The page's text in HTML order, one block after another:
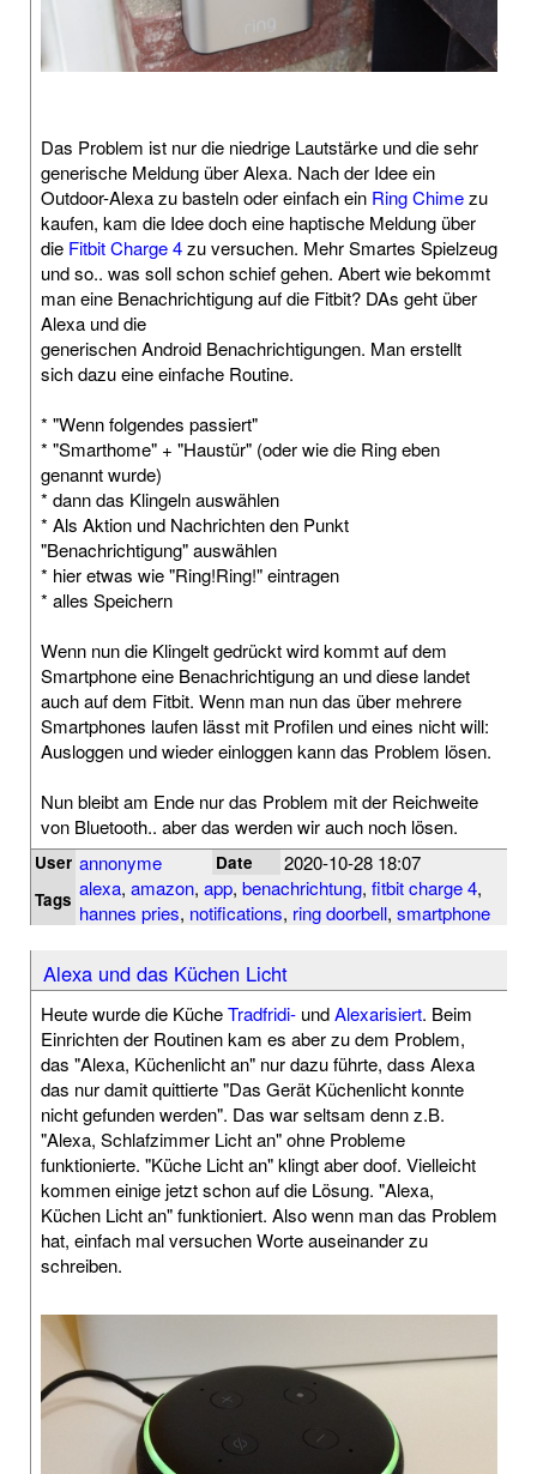
Das Problem ist nur die niedrige Lautstärke und die sehr
generische Meldung über Alexa. Nach der Idee ein
Outdoor-Alexa zu basteln oder einfach ein Ring Chimezu
kaufen, kam die Idee doch eine haptische Meldung über
die Fitbit Charge 4zu versuchen. Mehr Smartes Spielzeug
und so.. was soll schon schief gehen. Abert wie bekommt
man eine Benachrichtigung auf die Fitbit? DAs geht über
Alexa und die
generischen Android Benachrichtigungen. Man erstellt
sich dazu eine einfache Routine.
* "Wenn folgendes passiert"
* "Smarthome" + "Haustür" (oder wie die Ring eben
genannt wurde)
* dann das Klingeln auswählen
* Als Aktion und Nachrichten den Punkt
"Benachrichtigung" auswählen
* hier etwas wie "Ring!Ring!" eintragen
* alles Speichern
Wenn nun die Klingelt gedrückt wird kommt auf dem
Smartphone eine Benachrichtigung an und diese landet
auch auf dem Fitbit. Wenn man nun das über mehrere
Smartphones laufen lässt mit Profilen und eines nicht will:
Ausloggen und wieder einloggen kann das Problem lösen.
Nun bleibt am Ende nur das Problem mit der Reichweite
von Bluetooth.. aber das werden wir auch noch lösen.
User annonyme Date 2020-10-28 18:07
Tags alexa, amazon, app, benachrichtung, fitbit charge 4,
hannes pries, notifications, ring doorbell, smartphone
Alexa und das Küchen Licht
Heute wurde die KücheTradfridi- undAlexarisiert. Beim
Einrichten der Routinen kam es aber zu dem Problem,
das "Alexa, Küchenlicht an" nur dazu führte, dass Alexa
das nur damit quittierte "Das Gerät Küchenlicht konnte
nicht gefunden werden". Das war seltsam denn z.B.
"Alexa, Schlafzimmer Licht an" ohne Probleme
funktionierte. "Küche Licht an" klingt aber doof. Vielleicht
kommen einige jetzt schon auf die Lösung. "Alexa,
Küchen Licht an" funktioniert. Also wenn man das Problem
hat, einfach mal versuchen Worte auseinander zu
schreiben.